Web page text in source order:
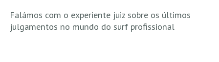
Aguçadoura HD
Falámos com o experiente juiz sobre os últimos
julgamentos no mundo do surf profissional